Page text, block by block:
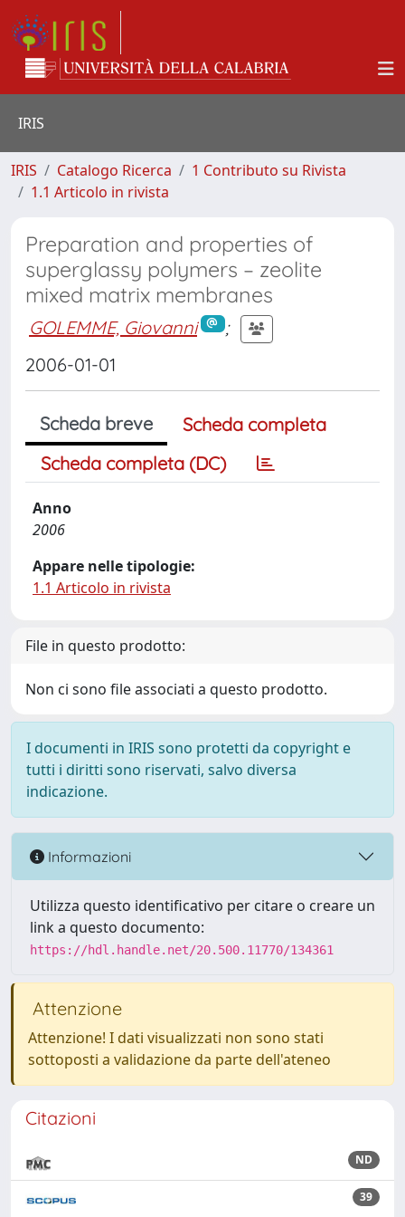
IRIS
IRIS Catalogo Ricerca
1 Contributo su Rivista
1.1 Articolo in rivista
Preparation and properties of
superglassy polymers – zeolite
mixed matrix membranes
GOLEMME, Giovanni
;
2006-01-01
Scheda breve
Scheda completa
Scheda completa (DC)
Anno
2006
Appare nelle tipologie:
1.1 Articolo in rivista
File in questo prodotto:
Non ci sono file associati a questo prodotto.
I documenti in IRIS sono protetti da copyright e
tutti i diritti sono riservati, salvo diversa
indicazione.
Informazioni
Utilizza questo identificativo per citare o creare un
link a questo documento:
https://hdl.handle.net/20.500.11770/134361
Attenzione
Attenzione! I dati visualizzati non sono stati
sottoposti a validazione da parte dell'ateneo
Citazioni
ND
39